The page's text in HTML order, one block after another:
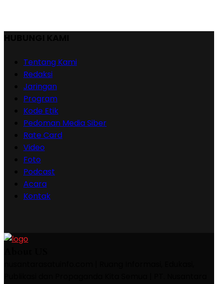
Tentang Kami
Redaksi
Jaringan
Program
Kode Etik
Pedoman Media Siber
Rate Card
Video
Foto
Podcast
Acara
Kontak